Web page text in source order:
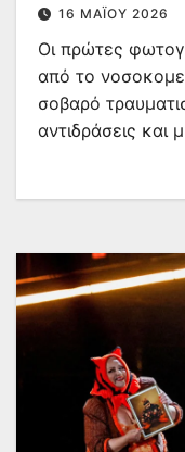
16 ΜΑΪ́ΟΥ 2026
Οι πρώτες
από το
σοβαρό
αντιδράσεις